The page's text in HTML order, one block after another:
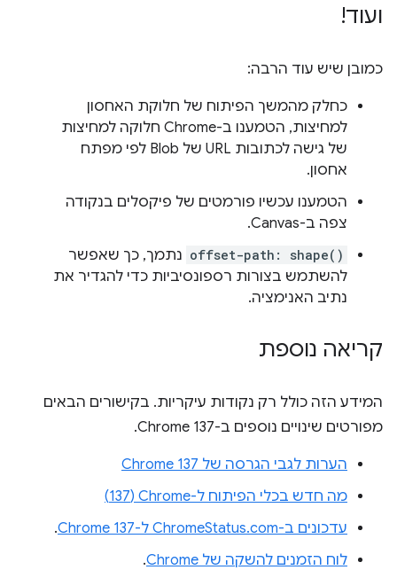
ועוד!
כמובן שיש עוד הרבה:
כחלק מהמשך הפיתוח של חלוקת האחסון
למחיצות, הטמענו ב-Chrome חלוקה למחיצות
של גישה לכתובות URL של Blob לפי מפתח
אחסון.
הטמענו עכשיו פורמטים של פיקסלים בנקודה
צפה ב-Canvas.
offset-path: shape() נתמך, כך שאפשר
להשתמש בצורות רספונסיביות כדי להגדיר את
נתיב האנימציה.
קריאה נוספת
המידע הזה כולל רק נקודות עיקריות. בקישורים הבאים
מפורטים שינויים נוספים ב-Chrome 137.
הערות לגבי הגרסה של Chrome 137
מה חדש בכלי הפיתוח ל-Chrome‏ (137)
עדכונים ב-ChromeStatus.com ל-Chrome 137
.
לוח הזמנים להשקה של Chrome
.